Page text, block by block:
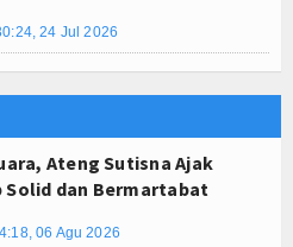
24 Jul 2026
Ateng Sutisna Ajak
dan Bermartabat
06 Agu 2026